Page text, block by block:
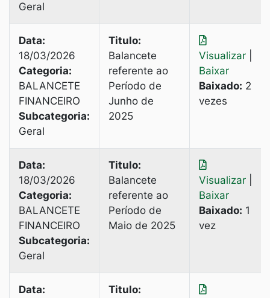
Geral
Data:
18/03/2026
Categoria:
BALANCETE
FINANCEIRO
Subcategoria:
Geral
Titulo:
Balancete
referente ao
Período de
Junho de
2025
Visualizar
Baixar
Baixado: 2
vezes
Data:
18/03/2026
Categoria:
BALANCETE
FINANCEIRO
Subcategoria:
Geral
Titulo:
Balancete
referente ao
Período de
Maio de 2025
Visualizar
Baixar
Baixado: 1
vez
Data:
Titulo: